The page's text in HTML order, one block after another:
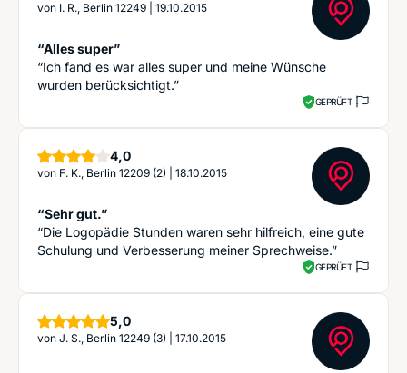
von I. R., Berlin 12249 19.10.2015
“Alles super”
“Ich fand es war alles super und meine Wünsche
wurden berücksichtigt.”
GEPRÜFT
4,0Sterne
von F. K., Berlin 12209 (2) 18.10.2015
“Sehr gut.”
“Die Logopädie Stunden waren sehr hilfreich, eine gute
Schulung und Verbesserung meiner Sprechweise.”
GEPRÜFT
5,0Sterne
von J. S., Berlin 12249 (3) 17.10.2015